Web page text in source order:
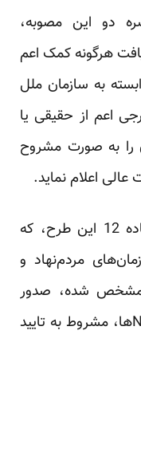
دو این مصوبه،
هرگونه کمک اعم
به سازمان ملل
اعم از حقیقی یا
به صورت مشروح
اعلام نماید.
این در حالیست که در تشریح ماده 12 این طرح، که
مردم‌نهاد و
مشخص شده، صدور
مجوز برای فعالیت​های بین​المللی NGOها، مشروط به تایید